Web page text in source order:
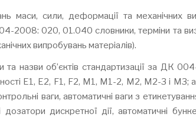
маси, сили, деформації та механічних
2008: 020, 01.040 словники, терміни та
випробувань матеріалів).
та назви об’єктів стандартизації за ДК
E1, E2, F1, F2, M1, M1-2, M2, M2-3 і
ваги, автоматичні ваги з
дозатори дискретної дії, автоматичні